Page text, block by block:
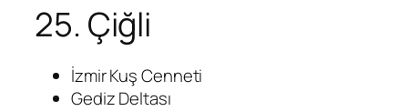
25. Çiğli
İzmir Kuş Cenneti
Gediz Deltası